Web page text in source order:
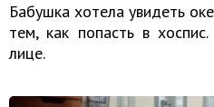
Бабушка хотела увидеть
тем, как попасть в
лице.